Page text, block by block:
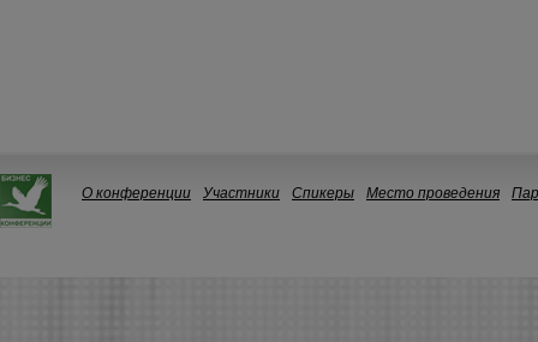
О конференции Участники Спикеры Место проведения